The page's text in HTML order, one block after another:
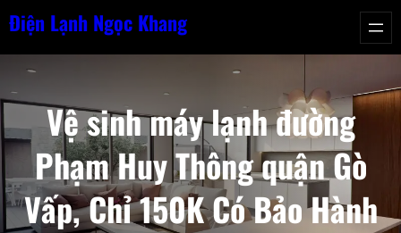
Chuyển
nội
Điện Lạnh Ngọc Khang
Vệ sinh máy lạnh đường
Phạm Huy Thông quận Gò
Vấp, Chỉ 150K Có Bảo Hành